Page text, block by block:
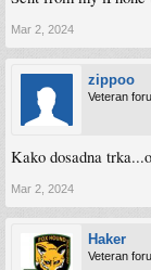
Mar 2, 2024
zippoo
Veteran
Kako dosadna
Mar 2, 2024
Haker
Veteran